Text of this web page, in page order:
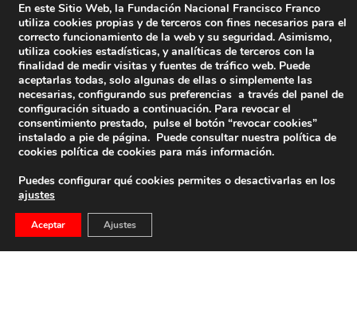
En este Sitio Web, la Fundación Nacional Francisco Franco
utiliza cookies propias y de terceros con fines necesarios para el
correcto funcionamiento de la web y su seguridad. Asimismo,
utiliza cookies estadísticas, y analíticas de terceros con la
finalidad de medir visitas y fuentes de tráfico web. Puede
aceptarlas todas, solo algunas de ellas o simplemente las
necesarias, configurando sus preferencias a través del panel de
configuración situado a continuación. Para revocar el
consentimiento prestado, pulse el botón “revocar cookies”
instalado a pie de página. Puede consultar nuestra política de
cookies política de cookies para más información.
Puedes configurar qué cookies permites o desactivarlas en los
ajustes
Aceptar Ajustes